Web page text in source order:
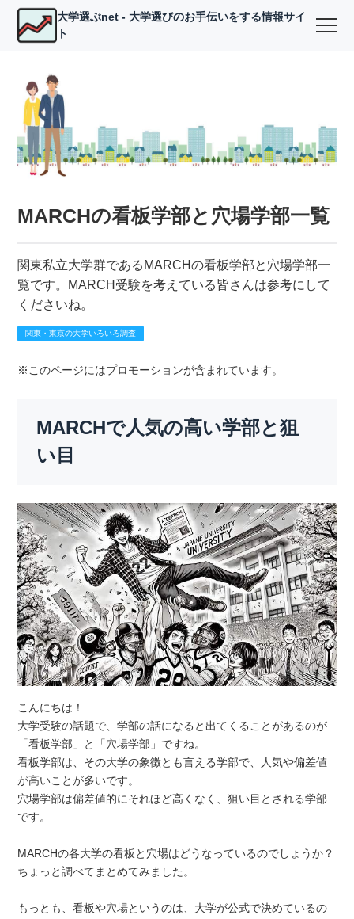
大学選ぶnet - 大学選びのお手伝いをする情報サイ
ト
MARCHの看板学部と穴場学部一覧
関東私立大学群であるMARCHの看板学部と穴場学部一
覧です。MARCH受験を考えている皆さんは参考にして
くださいね。
関東・東京の大学いろいろ調査
※このページにはプロモーションが含まれています。
MARCHで人気の高い学部と狙
い目
こんにちは！
大学受験の話題で、学部の話になると出てくることがあるのが
「看板学部」と「穴場学部」ですね。
看板学部は、その大学の象徴とも言える学部で、人気や偏差値
が高いことが多いです。
穴場学部は偏差値的にそれほど高くなく、狙い目とされる学部
です。
MARCHの各大学の看板と穴場はどうなっているのでしょうか？
ちょっと調べてまとめてみました。
もっとも、看板や穴場というのは、大学が公式で決めているの